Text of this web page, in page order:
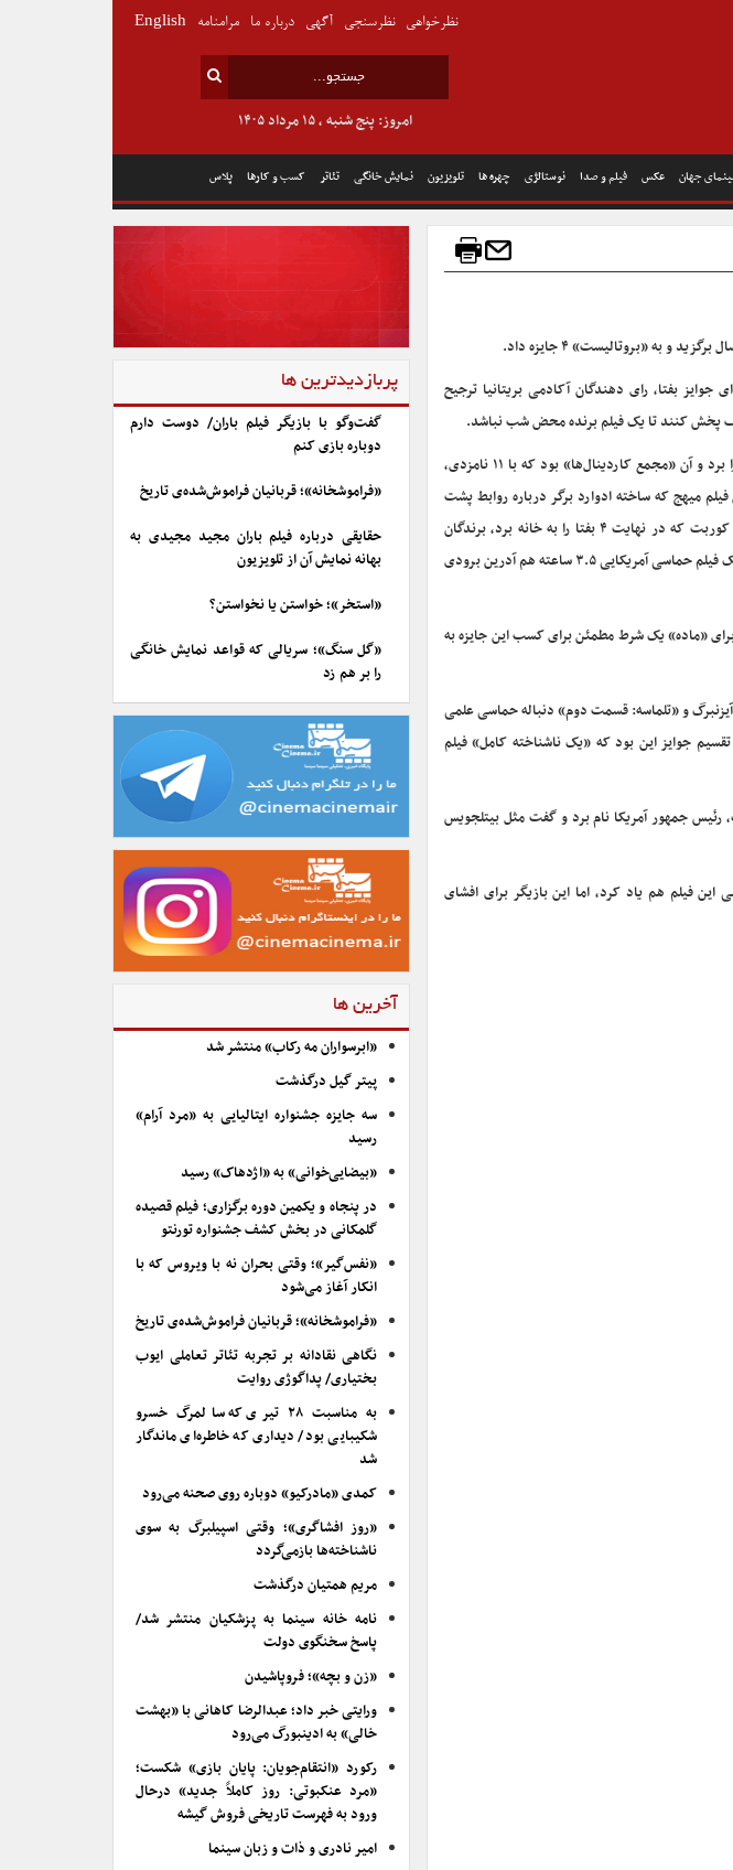
جهان عکس فیلم و صدا نوستالژی چهره ها تلویزیون نمایش خانگی تئاتر کسب و کارها پلاس
امروز: پنج شنبه , ۱۵ مرداد ۱۴۰۵
نظرخواهی نظرسنجی آگهی درباره ما مرامنامه English
و به «بروتالیست» ۴ جایزه داد.
بفتا، رای دهندگان آکادمی بریتانیا ترجیح
پخش کنند تا یک فیلم برنده محض شب نباشد.
در این میان اما تنها یک فیلم جایزه بهترین فیلم را برد و آن «مجمع کاردینال‌ها» بود که با ۱۱ نامزدی،
میهج که ساخته ادوارد برگر درباره روابط پشت
پرده واتیکان است، در کنار «بروتالیست» برادی کوربت که در نهایت ۴ بفتا را به خانه برد، برندگان
اصلی شب آکادمی بریتانیا بودند. «بروتالیست» یک فیلم حماسی آمریکایی ۳.۵ ساعته هم آدرین برودی
«ماده» یک شرط مطمئن برای کسب این جایزه به
و «تلماسه: قسمت دوم» دنباله حماسی علمی
جوایز این بود که «یک ناشناخته کامل» فیلم
رئیس جمهور آمریکا نام برد و گفت مثل بیتلجویس
فیلم هم یاد کرد، اما این بازیگر برای افشای
پربازدیدترین ها
گفت‌وگو با بازیگر فیلم باران/ دوست دارم
دوباره بازی کنم
«فراموشخانه»؛ قربانیان فراموش‌شده‌ی تاریخ
حقایقی درباره فیلم باران مجید مجیدی به
بهانه نمایش آن از تلویزیون
«استخر»؛ خواستن یا نخواستن؟
«گل سنگ»؛ سریالی که قواعد نمایش خانگی
را بر هم زد
آخرین ها
«ابرسواران مه رکاب» منتشر شد
پیتر گیل درگذشت
سه جایزه جشنواره ایتالیایی به «مرد آرام»
رسید
«بیضایی‌خوانی» به «اژدهاک» رسید
در پنجاه و یکمین دوره برگزاری؛ فیلم قصیده
گلمکانی در بخش کشف جشنواره تورنتو
«نفس‌گیر»؛ وقتی بحران نه با ویروس که با
انکار آغاز می‌شود
«فراموشخانه»؛ قربانیان فراموش‌شده‌ی تاریخ
نگاهی نقادانه بر تجربه تئاتر تعاملی ایوب
بختیاری/ پداگوژی روایت
به مناسبت ۲۸ تیری که سالمرگ خسرو
شکیبایی بود/ دیداری که خاطره‌ای ماندگار
شد
کمدی «مادرکیو» دوباره روی صحنه می‌رود
«روز افشاگری»؛ وقتی اسپیلبرگ به سوی
ناشناخته‌ها بازمی‌گردد
مریم همتیان درگذشت
نامه خانه سینما به پزشکیان منتشر شد/
پاسخ سخنگوی دولت
«زن و بچه»؛ فروپاشیدن
ورایتی خبر داد؛ عبدالرضا کاهانی با «بهشت
خالی» به ادینبورگ می‌رود
رکورد «انتقام‌جویان: پایان بازی» شکست؛
«مرد عنکبوتی: روز کاملاً جدید» درحال
ورود به فهرست تاریخی فروش گیشه
امیر نادری و ذات و زبان سینما